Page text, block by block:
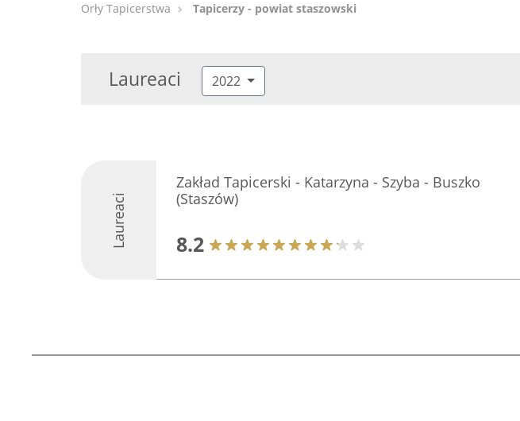
Orły Tapicerstwa Tapicerzy - powiat staszowski
Laureaci 2022
Laureaci
Zakład Tapicerski - Katarzyna - Szyba - Buszko
(Staszów)
8.2